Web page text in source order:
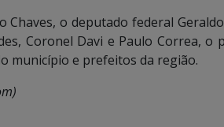
o deputado federal
Coronel Davi e Paulo Correa, o
município e prefeitos da região.